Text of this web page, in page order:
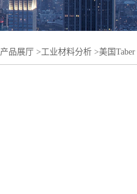
产品展厅 >工业材料分析 >美国Taber